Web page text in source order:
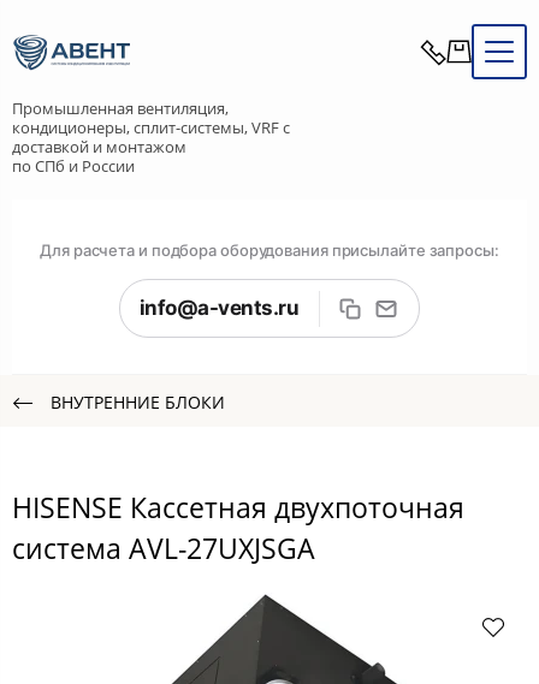
Промышленная вентиляция,
кондиционеры, сплит-системы, VRF с
доставкой и монтажом
по СПб и России
Для расчета и подбора оборудования присылайте запросы:
info@a-vents.ru
ВНУТРЕННИЕ БЛОКИ
HISENSE Кассетная двухпоточная
система AVL-27UXJSGA